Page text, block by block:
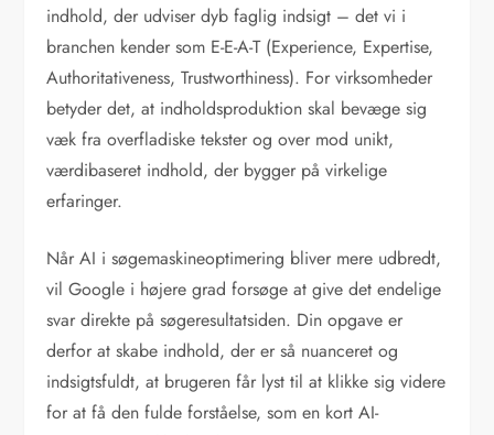
indhold, der udviser dyb faglig indsigt – det vi i
branchen kender som E-E-A-T (Experience, Expertise,
Authoritativeness, Trustworthiness). For virksomheder
betyder det, at indholdsproduktion skal bevæge sig
væk fra overfladiske tekster og over mod unikt,
værdibaseret indhold, der bygger på virkelige
erfaringer.
Når AI i søgemaskineoptimering bliver mere udbredt,
vil Google i højere grad forsøge at give det endelige
svar direkte på søgeresultatsiden. Din opgave er
derfor at skabe indhold, der er så nuanceret og
indsigtsfuldt, at brugeren får lyst til at klikke sig videre
for at få den fulde forståelse, som en kort AI-